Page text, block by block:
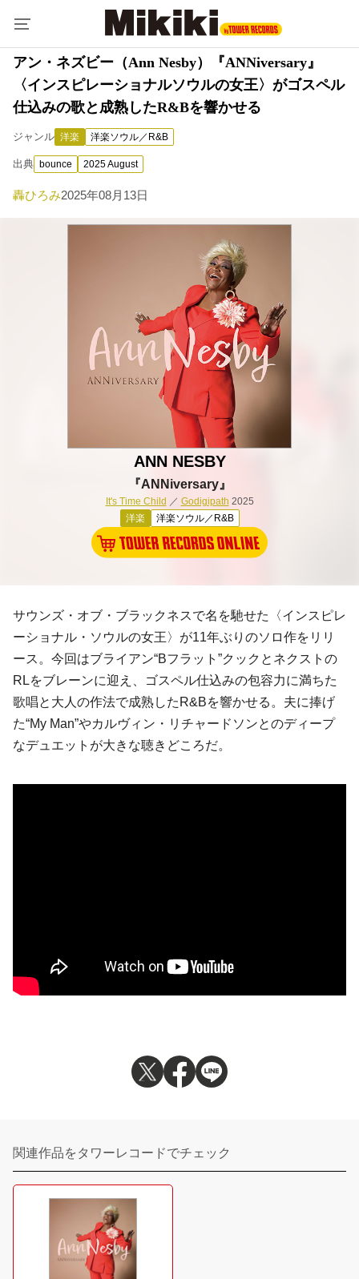
アン・ネズビー（Ann Nesby）『ANNiversary』
〈インスピレーショナルソウルの女王〉がゴスペル
仕込みの歌と成熟したR&Bを響かせる
ジャンル 洋楽 洋楽ソウル／R&B
出典 bounce 2025 August
轟ひろみ2025年08月13日
ANN NESBY
『ANNiversary』
It's Time Child ／ Godigipath 2025
洋楽
洋楽ソウル／R&B
サウンズ・オブ・ブラックネスで名を馳せた〈インスピレ
ーショナル・ソウルの女王〉が11年ぶりのソロ作をリリ
ース。今回はブライアン“Bフラット”クックとネクストの
RLをブレーンに迎え、ゴスペル仕込みの包容力に満ちた
歌唱と大人の作法で成熟したR&Bを響かせる。夫に捧げ
た“My Man”やカルヴィン・リチャードソンとのディープ
なデュエットが大きな聴きどころだ。
関連作品をタワーレコードでチェック